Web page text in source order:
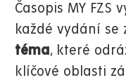
Časopis MY FZS
každé vydání se
téma, které
klíčové oblasti